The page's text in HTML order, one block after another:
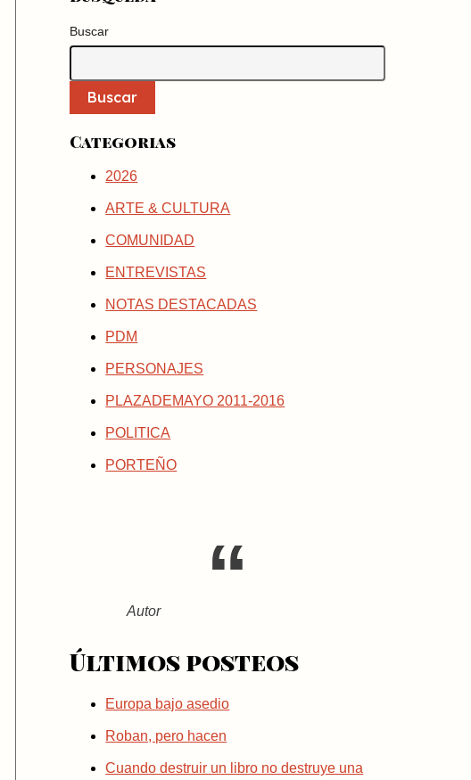
Buscar
Buscar
Categorias
2026
ARTE & CULTURA
COMUNIDAD
ENTREVISTAS
NOTAS DESTACADAS
PDM
PERSONAJES
PLAZADEMAYO 2011-2016
POLITICA
PORTEÑO
Autor
Últimos posteos
Europa bajo asedio
Roban, pero hacen
Cuando destruir un libro no destruye una